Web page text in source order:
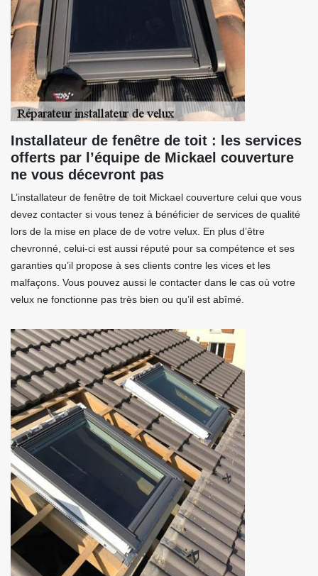
Installateur de fenêtre de toit : les services
offerts par l’équipe de Mickael couverture
ne vous décevront pas
L’installateur de fenêtre de toit Mickael couverture celui que vous
devez contacter si vous tenez à bénéficier de services de qualité
lors de la mise en place de de votre velux. En plus d’être
chevronné, celui-ci est aussi réputé pour sa compétence et ses
garanties qu’il propose à ses clients contre les vices et les
malfaçons. Vous pouvez aussi le contacter dans le cas où votre
velux ne fonctionne pas très bien ou qu’il est abîmé.